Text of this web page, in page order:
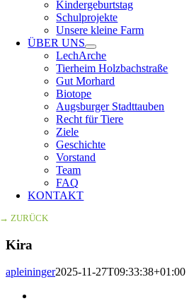
Kindergeburtstag
Schulprojekte
Unsere kleine Farm
ÜBER UNS
LechArche
Tierheim Holzbachstraße
Gut Morhard
Biotope
Augsburger Stadttauben
Recht für Tiere
Ziele
Geschichte
Vorstand
Team
FAQ
KONTAKT
→ ZURÜCK
Kira
apleininger2025-11-27T09:33:38+01:00